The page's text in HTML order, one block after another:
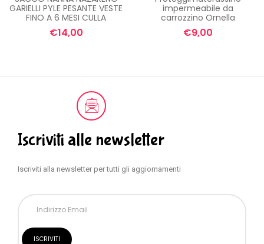
GARIELLI PYLE PESANTE VESTE
FINO A 6 MESI CULLA
€14,00
impermeabile da
carrozzino Ornella
€9,00
Iscriviti alle newsletter
Iscriviti alla newsletter per tutti gli aggiornamenti